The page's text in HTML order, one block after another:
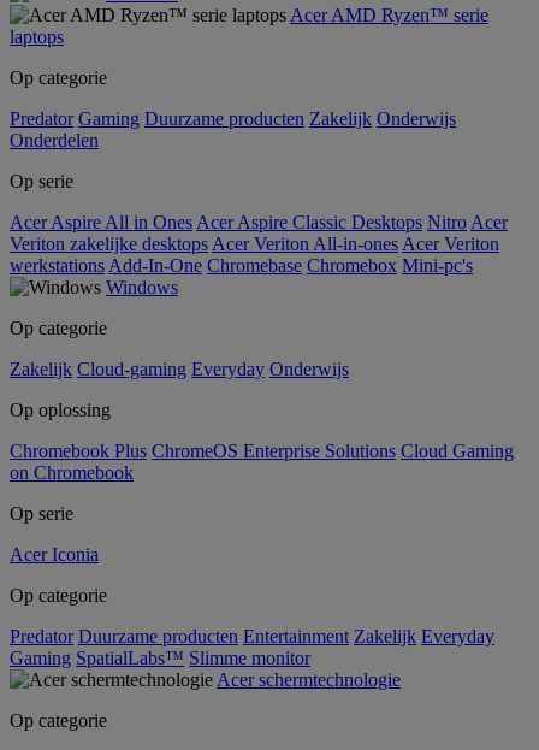
Acer AMD Ryzen™ serie
laptops
Op categorie
Predator Gaming Duurzame producten Zakelijk Onderwijs
Onderdelen
Op serie
Acer Aspire All in Ones Acer Aspire Classic Desktops Nitro Acer
Veriton zakelijke desktops Acer Veriton All-in-ones Acer Veriton
werkstations Add-In-One Chromebase Chromebox Mini-pc's
Windows
Op categorie
Zakelijk Cloud-gaming Everyday Onderwijs
Op oplossing
Chromebook Plus ChromeOS Enterprise Solutions Cloud Gaming
on Chromebook
Op serie
Acer Iconia
Op categorie
Predator Duurzame producten Entertainment Zakelijk Everyday
Gaming SpatialLabs™ Slimme monitor
Acer schermtechnologie
Op categorie